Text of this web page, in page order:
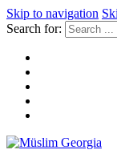
Skip to navigation
Search for: